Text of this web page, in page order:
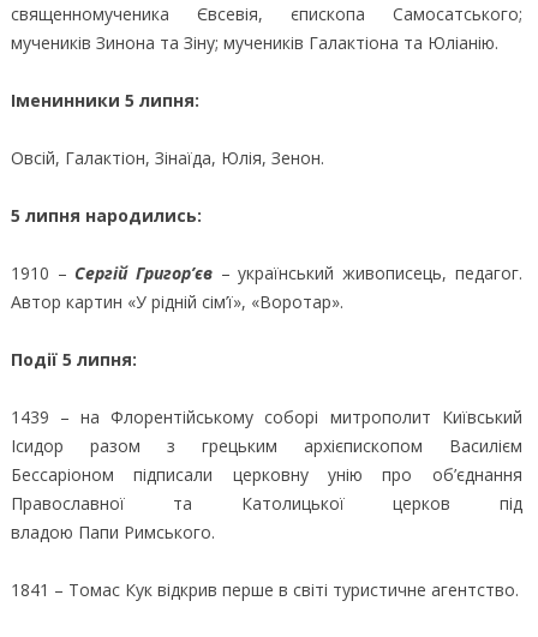
священномученика Євсевія, єпископа Самосатського;
мучеників Зинона та Зіну; мучеників Галактіона та Юліанію.
Іменинники 5 липня:
Овсій, Галактіон, Зінаїда, Юлія, Зенон.
5 липня народились:
1910 – Сергій Григор’єв – український живописець, педагог.
Автор картин «У рідній сім’ї», «Воротар».
Події 5 липня:
1439 – на Флорентійському соборі митрополит Київський
Ісидор разом з грецьким архієпископом Василієм
Бессаріоном підписали церковну унію про об’єднання
Православної та Католицької церков під
владою Папи Римського.
1841 – Томас Кук відкрив перше в світі туристичне агентство.